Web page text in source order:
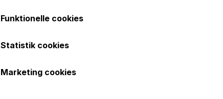
Styrekugle - Højre
MF135
Varenummer: A1.40165
Funktionelle cookies
Statistik cookies
Marketing cookies